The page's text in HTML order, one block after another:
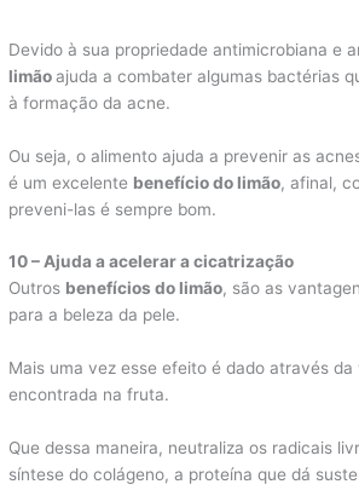
Devido à sua propriedade antimicrobiana e
limãoajuda a combater algumas bactérias
à formação da acne.
Ou seja, o alimento ajuda a prevenir as
é um excelente benefício do limão, afinal,
preveni-las é sempre bom.
10 – Ajuda a acelerar a cicatrização
Outros benefícios do limão, são as
para a beleza da pele.
Mais uma vez esse efeito é dado através da
encontrada na fruta.
Que dessa maneira, neutraliza os radicais
síntese do colágeno, a proteína que dá